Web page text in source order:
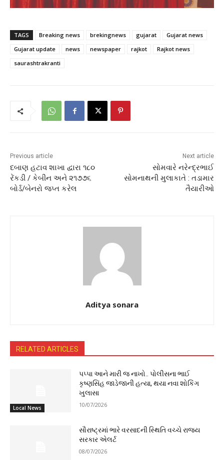
TAGS Breaking news brekingnews gujarat
Gujarat news
Gujarat update
news newspaper rajkot
Rajkot news
saurashtrakranti
Previous article
દબાણ હટાવ શાખા દ્વારા ૧૮૦
રેંકડી / કેબીન અને ૨૧૭૭૬
બોર્ડ/બેનરો જપ્ત કરેલ
Next article
સોમવારે નરેન્દ્રભાઈ
સોમનાથની મુલાકાતે : તડામાર
તૈયારીઓ
Aditya sonara
RELATED ARTICLES
Local News
પપ્પા આને મારી જ નાખો.. પોલીસના ભાઈ
કૃષ્ણસિંહ જાડેજાની હત્યા, થયા નવા શોકિંગ
ખુલાસા
10/07/2026
સૌરાષ્ટ્રમાં ભારે વરસાદની સ્થિતિ વચ્ચે રાજ્ય
સરકાર એલર્ટ
08/07/2026